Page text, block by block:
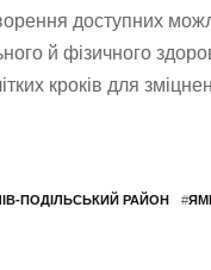
доступних
й фізичного
кроків для
ПОДІЛЬСЬКИЙ РАЙОН #